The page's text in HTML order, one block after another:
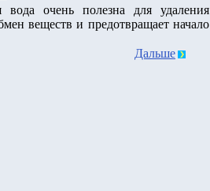
очень полезна для удаления
веществ и предотвращает начало
Дальше